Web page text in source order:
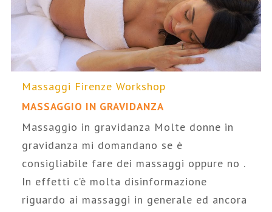
Massaggi Firenze Workshop
MASSAGGIO IN GRAVIDANZA
Massaggio in gravidanza Molte donne in
gravidanza mi domandano se è
consigliabile fare dei massaggi oppure no .
In effetti c’è molta disinformazione
riguardo ai massaggi in generale ed ancora